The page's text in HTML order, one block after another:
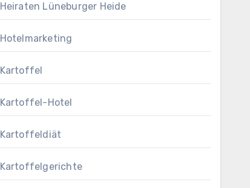
Heiraten Lüneburger Heide
Hotelmarketing
Kartoffel
Kartoffel-Hotel
Kartoffeldiät
Kartoffelgerichte